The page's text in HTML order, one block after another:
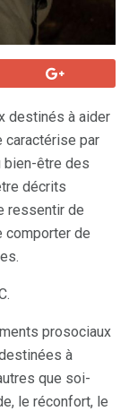
destinés à aider
caractérise par
bien-être des
décrits
ressentir de
comporter de
prosociaux
à
que soi-
le réconfort, le